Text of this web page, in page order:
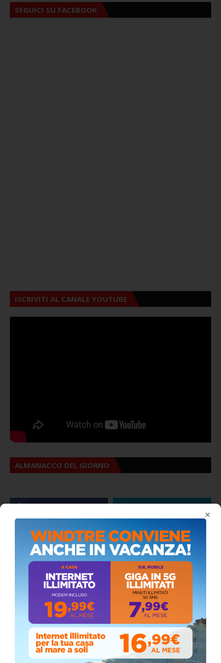
×
SEGUICI SU FACEBOOK
ISCRIVITI AL CANALE YOUTUBE
ALMANACCO DEL GIORNO
Stefano Bissi entra nella Strada degli
Scrittori, celebrazione a Siculiana (VIDEO)
Giovedì, Luglio 30, 2026
La pandemia covid nella provincia agrigentina,
i dati in dettaglio
Lunedì, Luglio 05, 2021